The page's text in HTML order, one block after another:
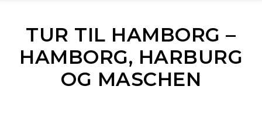
TUR TIL HAMBORG –
HAMBORG, HARBURG
OG MASCHEN